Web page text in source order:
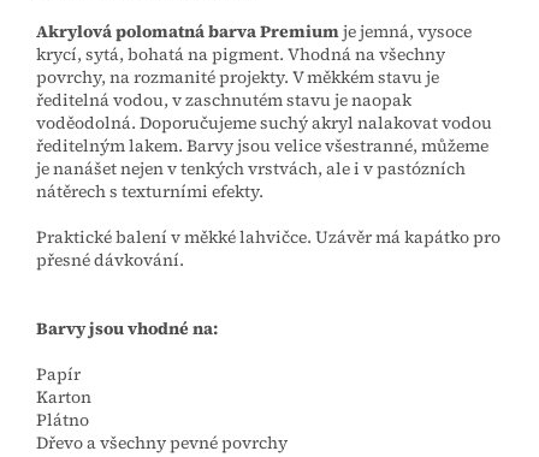
Akrylová polomatná barva Premiumje jemná, vysoce
krycí, sytá, bohatá na pigment. Vhodná na všechny
povrchy, na rozmanité projekty. V měkkém stavu je
ředitelná vodou, v zaschnutém stavu je naopak
voděodolná. Doporučujeme suchý akryl nalakovat vodou
ředitelným lakem. Barvy jsou velice všestranné, můžeme
je nanášet nejen v tenkých vrstvách, ale i v pastózních
nátěrech s texturními efekty.
Praktické balení v měkké lahvičce. Uzávěr má kapátko pro
přesné dávkování.
Barvy jsou vhodné na:
Papír
Karton
Plátno
Dřevo a všechny pevné povrchy